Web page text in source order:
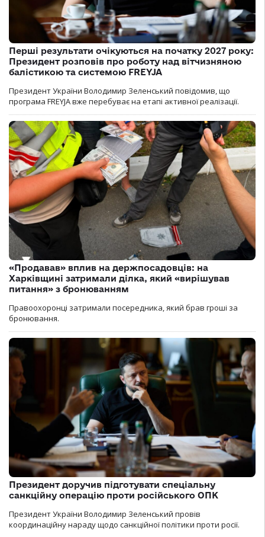
Перші результати очікуються на початку 2027 року:
Президент розповів про роботу над вітчизняною
балістикою та системою FREYJA
Президент України Володимир Зеленський повідомив, що
програма FREYJA вже перебуває на етапі активної реалізації.
«Продавав» вплив на держпосадовців: на
Харківщині затримали ділка, який «вирішував
питання» з бронюванням
Правоохоронці затримали посередника, який брав гроші за
бронювання.
Президент доручив підготувати спеціальну
санкційну операцію проти російського ОПК
Президент України Володимир Зеленський провів
координаційну нараду щодо санкційної політики проти росії.